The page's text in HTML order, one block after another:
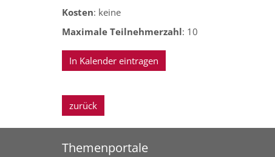
Kosten: keine
Maximale Teilnehmerzahl: 10
In Kalender eintragen
zurück
Themenportale